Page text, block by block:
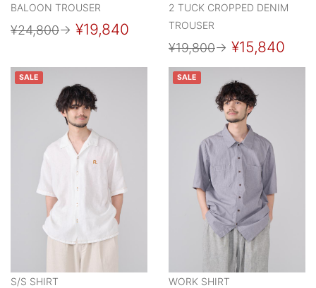
BALOON TROUSER
¥24,800→ ¥19,840
2 TUCK CROPPED DENIM
TROUSER
¥19,800→ ¥15,840
SALE
S/S SHIRT
SALE
WORK SHIRT